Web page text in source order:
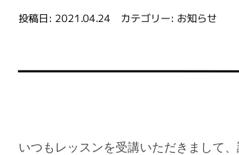
投稿日: 2021.04.24 カテゴリー: お知らせ
いつもレッスンを受講いただきまして、